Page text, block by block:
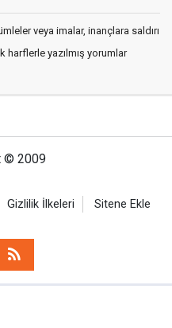
veya imalar, inançlara saldırı
harflerle yazılmış yorumlar
© 2009
Gizlilik İlkeleri Sitene Ekle